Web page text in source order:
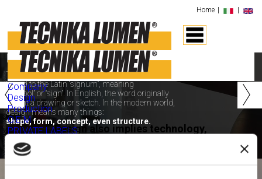
Home
Company
Design
Production
O.E.M
PRIVATE LABELS
SHIP BUILDING
CONTRACT
Design
The root of the word “design” can be
traced to the Latin “signum”, meaning
“symbol” or “sign”. In English, the word originally
meant a drawing or sketch. In the modern world,
design means many things:
shape, form, concept, even structure.
‹ ›
Design also implies technology,